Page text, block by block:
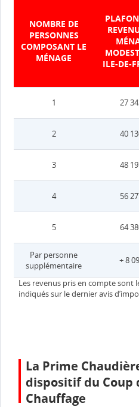
NOMBRE DE
PERSONNES
COMPOSANT LE
MÉNAGE
ILE-DE-
1 27
2 40
3 48
4 56
5 64
Par personne
supplémentaire
+ 8
Les revenus pris en compte sont
indiqués sur le dernier avis
La Prime
dispositif du Coup
Chauffage